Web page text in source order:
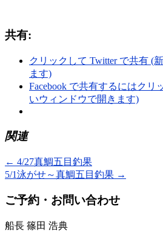
共有:
クリックして Twitter で共有 (
ます)
Facebook で共有するにはクリ
いウィンドウで開きます)
関連
← 4/27真鯛五目釣果
5/1泳がせ～真鯛五目釣果 →
ご予約・お問い合わせ
船長 篠田 浩典